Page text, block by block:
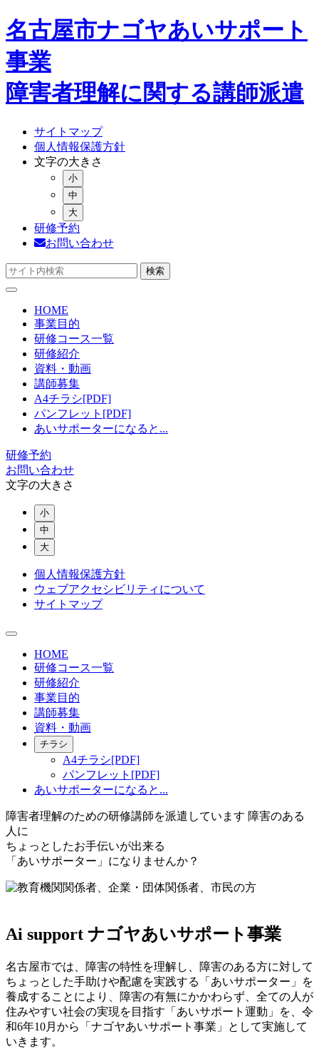
コ
ン
テ
ン
ツ
へ
名古屋市ナゴヤあいサポート
事業
障害者理解に関する講師派遣
サイトマップ
個人情報保護方針
文字の大きさ
小
中
大
研修予約
お問い合わせ
検索
HOME
事業目的
研修コース一覧
研修紹介
資料・動画
講師募集
A4チラシ[PDF]
パンフレット[PDF]
あいサポーターになると...
研修予約
お問い合わせ
文字の大きさ
小
中
大
個人情報保護方針
ウェブアクセシビリティについて
サイトマップ
HOME
研修コース一覧
研修紹介
事業目的
講師募集
資料・動画
チラシ
A4チラシ[PDF]
パンフレット[PDF]
あいサポーターになると...
障害者理解のための研修講師を派遣しています 障害のある
人に
ちょっとしたお手伝いが出来る
「あいサポーター」になりませんか？
Ai support ナゴヤあいサポート事業
名古屋市では、障害の特性を理解し、障害のある方に対して
ちょっとした手助けや配慮を実践する「あいサポーター」を
養成することにより、障害の有無にかかわらず、全ての人が
住みやすい社会の実現を目指す「あいサポート運動」を、令
和6年10月から「ナゴヤあいサポート事業」として実施して
いきます。